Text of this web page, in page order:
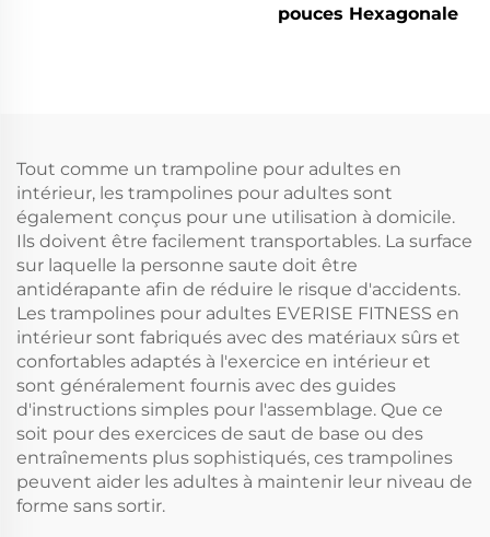
pouces Hexagonale
Tout comme un trampoline pour adultes en
intérieur, les trampolines pour adultes sont
également conçus pour une utilisation à domicile.
Ils doivent être facilement transportables. La surface
sur laquelle la personne saute doit être
antidérapante afin de réduire le risque d'accidents.
Les trampolines pour adultes EVERISE FITNESS en
intérieur sont fabriqués avec des matériaux sûrs et
confortables adaptés à l'exercice en intérieur et
sont généralement fournis avec des guides
d'instructions simples pour l'assemblage. Que ce
soit pour des exercices de saut de base ou des
entraînements plus sophistiqués, ces trampolines
peuvent aider les adultes à maintenir leur niveau de
forme sans sortir.